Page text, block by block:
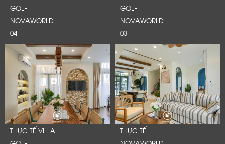
GOLF
NOVAWORLD
04
GOLF
NOVAWORLD
03
THỰC TẾ VILLA
THỰC TẾ